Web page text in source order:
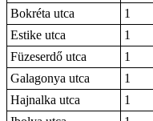
Bokréta utca
1
Estike utca
1
Füzeserdő utca
1
Galagonya utca
1
Hajnalka utca
1